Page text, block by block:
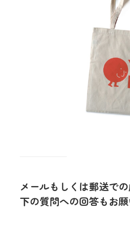
メールもしくは郵送で
下の質問への回答もお願